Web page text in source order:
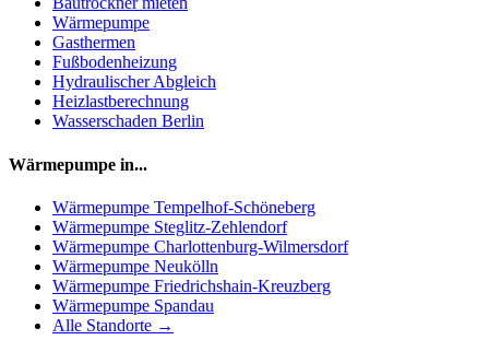
Wärmepumpe
Gasthermen
Fußbodenheizung
Hydraulischer Abgleich
Heizlastberechnung
Wasserschaden Berlin
Wärmepumpe in...
Wärmepumpe Tempelhof-Schöneberg
Wärmepumpe Steglitz-Zehlendorf
Wärmepumpe Charlottenburg-Wilmersdorf
Wärmepumpe Neukölln
Wärmepumpe Friedrichshain-Kreuzberg
Wärmepumpe Spandau
Alle Standorte →